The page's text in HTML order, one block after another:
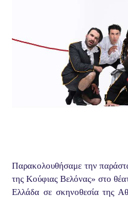
Παρακολουθήσαμε την
της Κούφιας Βελόνας» στο
Ελλάδα σε σκηνοθεσία της